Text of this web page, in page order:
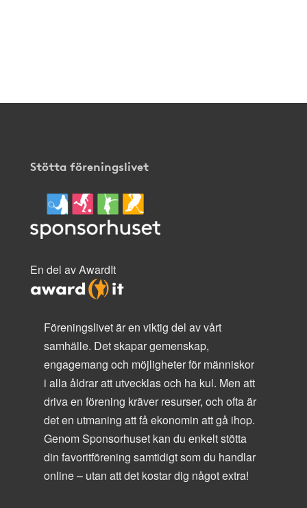
Stötta föreningslivet
En del av AwardIt
Föreningslivet är en viktig del av vårt
samhälle. Det skapar gemenskap,
engagemang och möjligheter för människor
i alla åldrar att utvecklas och ha kul. Men att
driva en förening kräver resurser, och ofta är
det en utmaning att få ekonomin att gå ihop.
Genom Sponsorhuset kan du enkelt stötta
din favoritförening samtidigt som du handlar
online – utan att det kostar dig något extra!